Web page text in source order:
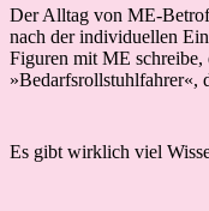
Der Alltag von ME-
nach der individuellen
Figuren mit ME schreibe,
»Bedarfsrollstuhlfahrer«,
Es gibt wirklich viel